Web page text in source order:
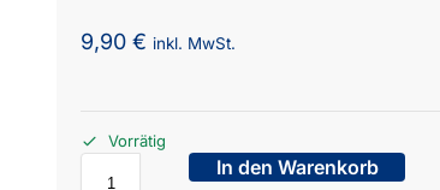
9,90 € inkl. MwSt.
Vorrätig
In den Warenkorb